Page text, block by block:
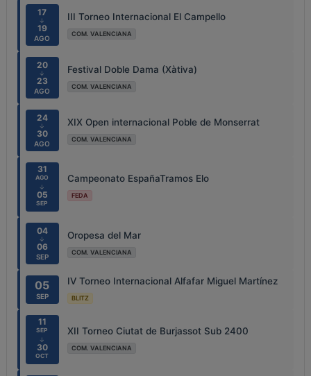
17
↓
19
AGO
III Torneo Internacional El Campello
COM. VALENCIANA
20
↓
23
AGO
Festival Doble Dama (Xàtiva)
COM. VALENCIANA
24
↓
30
AGO
XIX Open internacional Poble de Monserrat
COM. VALENCIANA
31
AGO
↓
05
SEP
Campeonato EspañaTramos Elo
FEDA
04
↓
06
SEP
Oropesa del Mar
COM. VALENCIANA
05
SEP
IV Torneo Internacional Alfafar Miguel Martínez
BLITZ
11
SEP
↓
30
OCT
XII Torneo Ciutat de Burjassot Sub 2400
COM. VALENCIANA